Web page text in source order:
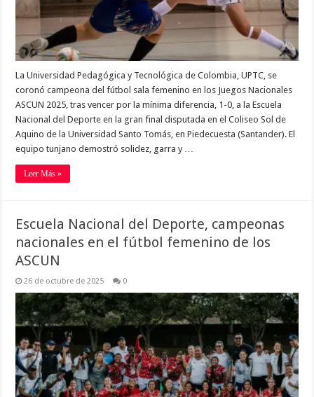
La Universidad Pedagógica y Tecnológica de Colombia, UPTC, se
coronó campeona del fútbol sala femenino en los Juegos Nacionales
ASCUN 2025, tras vencer por la mínima diferencia, 1-0, a la Escuela
Nacional del Deporte en la gran final disputada en el Coliseo Sol de
Aquino de la Universidad Santo Tomás, en Piedecuesta (Santander). El
equipo tunjano demostró solidez, garra y …
Leer Más »
Escuela Nacional del Deporte, campeonas
nacionales en el fútbol femenino de los
ASCUN
26 de octubre de 2025 0